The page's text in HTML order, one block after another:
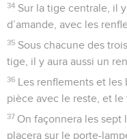
34 Sur la tige centrale, il
d’amande, avec les
35 Sous chacune des
tige, il y aura aussi un
36 Les renflements et
pièce avec le reste, et le
37 On façonnera les sept
placera sur le porte-